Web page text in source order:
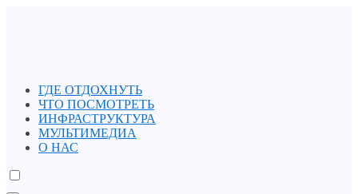
ГДЕ ОТДОХНУТЬ
ЧТО ПОСМОТРЕТЬ
ИНФРАСТРУКТУРА
МУЛЬТИМЕДИА
О НАС